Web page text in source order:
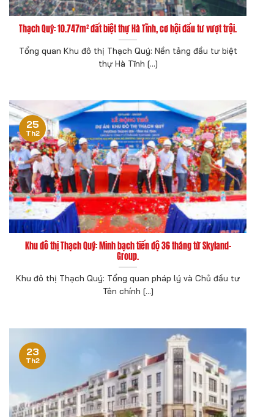
Thạch Quý: 10.747m² đất biệt thự Hà Tĩnh, cơ hội đầu tư vượt trội.
Tổng quan Khu đô thị Thạch Quý: Nền tảng đầu tư biệt
thự Hà Tĩnh [...]
Khu đô thị Thạch Quý: Minh bạch tiến độ 36 tháng từ Skyland-
Group.
Khu đô thị Thạch Quý: Tổng quan pháp lý và Chủ đầu tư
Tên chính [...]
25
Th2
23
Th2